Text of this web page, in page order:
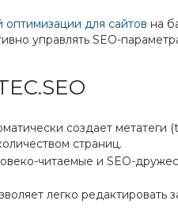
оптимизации для сайтов на
управлять SEO-
создает метатеги
страниц.
читаемые и SEO-
легко редактировать